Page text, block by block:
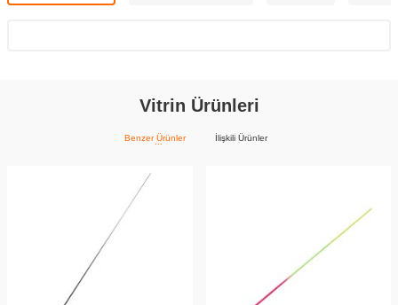
Vitrin Ürünleri
Benzer Ürünler İlişkili Ürünler